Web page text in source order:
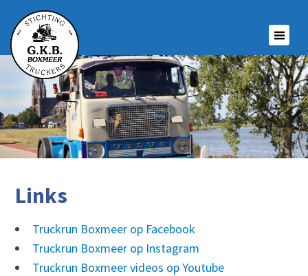
Links
Truckrun Boxmeer op Facebook
Truckrun Boxmeer op Instagram
Truckrun Boxmeer videos op Youtube